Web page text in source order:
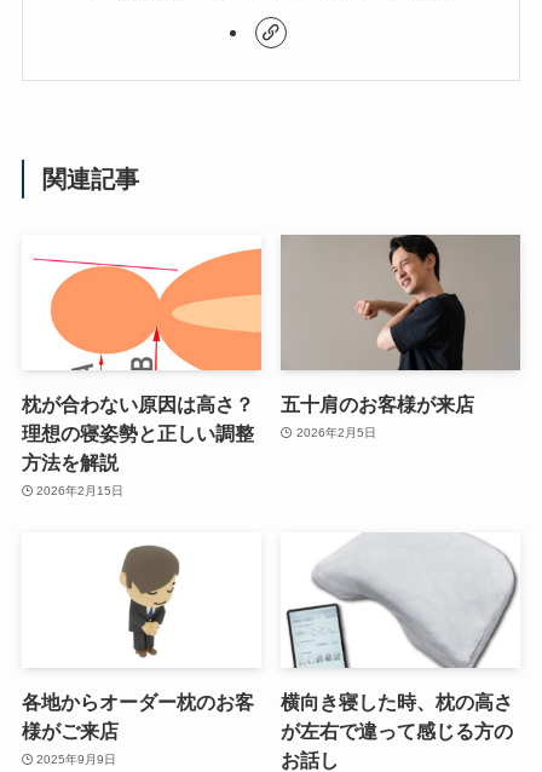
関連記事
枕が合わない原因は高さ？
理想の寝姿勢と正しい調整
方法を解説
2026年2月15日
五十肩のお客様が来店
2026年2月5日
各地からオーダー枕のお客
様がご来店
2025年9月9日
横向き寝した時、枕の高さ
が左右で違って感じる方の
お話し